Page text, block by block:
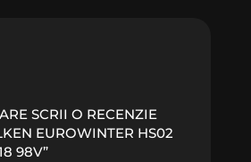
SCRII O RECENZIE
EUROWINTER HS02
98V”